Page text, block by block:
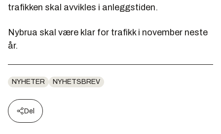
trafikken skal avvikles i anleggstiden.
Nybrua skal være klar for trafikk i november neste
år.
NYHETER NYHETSBREV
Del